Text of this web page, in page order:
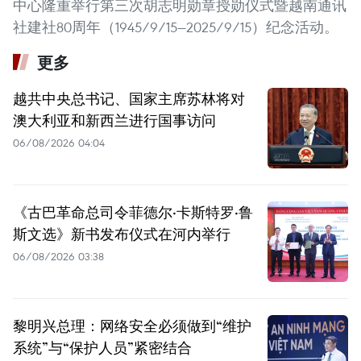
中心隆重举行第三次胡志明勋章授勋仪式暨越南通讯
社建社80周年（1945/9/15—2025/9/15）纪念活动。
更多
越共中央总书记、国家主席苏林将对
澳大利亚和新西兰进行国事访问
06/08/2026 04:04
《古巴革命总司令菲德尔·卡斯特罗·鲁
斯文选》新书发布仪式在河内举行
06/08/2026 03:38
黎明兴总理：网络安全必须做到“维护
系统”与“保护人员”紧密结合